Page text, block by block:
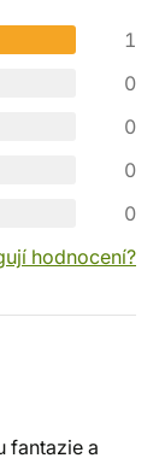
1
0
0
0
0
hodnocení?
fantazie a